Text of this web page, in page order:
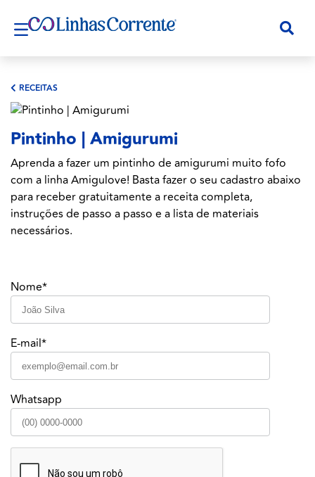
RECEITAS
Pintinho | Amigurumi
Aprenda a fazer um pintinho de amigurumi muito fofo
com a linha Amigulove! Basta fazer o seu cadastro abaixo
para receber gratuitamente a receita completa,
instruções de passo a passo e a lista de materiais
necessários.
Nome*
E-mail*
Whatsapp